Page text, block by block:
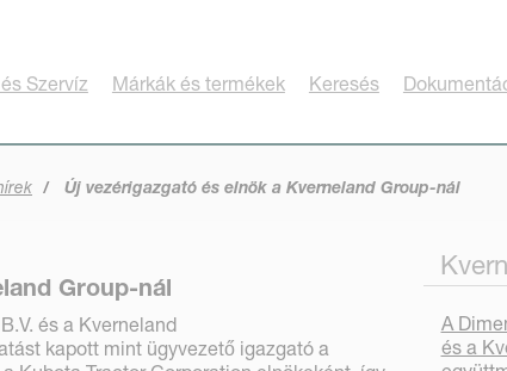
Szervíz Márkák és termékek Keresés
Új vezérigazgató és elnök a Kverneland Group-nál
Group-nál
és a Kverneland
kapott mint ügyvezető igazgató a
A
és a